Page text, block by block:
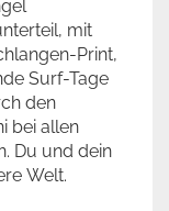
mit
Print,
Surf-Tage
den
bei allen
Du und dein
Welt.